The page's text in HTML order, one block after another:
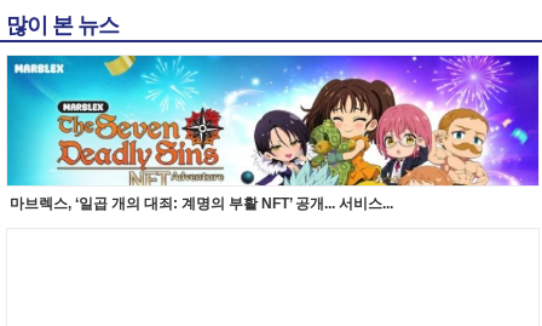
많이 본 뉴스
마브렉스, ‘일곱 개의 대죄: 계명의 부활 NFT’ 공개... 서비스...